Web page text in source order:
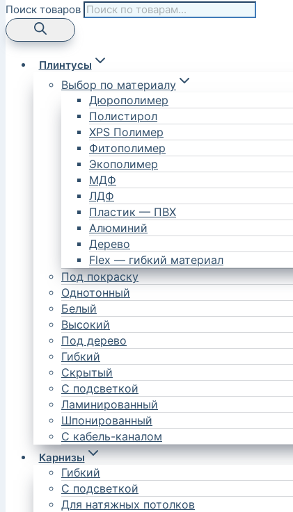
Поиск товаров
Плинтусы
Выбор по материалу
Дюрополимер
Полистирол
XPS Полимер
Фитополимер
Экополимер
МДФ
ЛДФ
Пластик — ПВХ
Алюминий
Дерево
Flex — гибкий материал
Под покраску
Однотонный
Белый
Высокий
Под дерево
Гибкий
Скрытый
С подсветкой
Ламинированный
Шпонированный
С кабель-каналом
Карнизы
Гибкий
С подсветкой
Для натяжных потолков